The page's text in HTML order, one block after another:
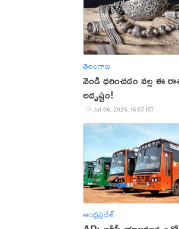
తెలంగాణ
వెండి ధరించడం వల్ల ఈ
అదృష్టం!
Jul 06, 2026, 16:07 IST
ఆంధ్రప్రదేశ్